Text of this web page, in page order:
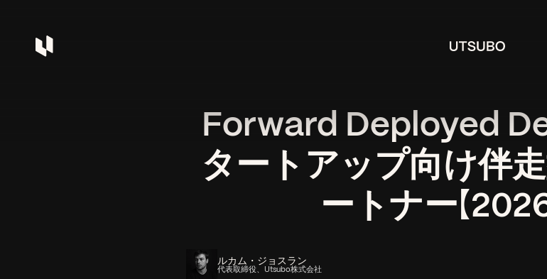
Forward Deployed
タートアップ向け伴
ートナー【
ルカム・ジョスラン
代表取締役、Utsubo株式会社